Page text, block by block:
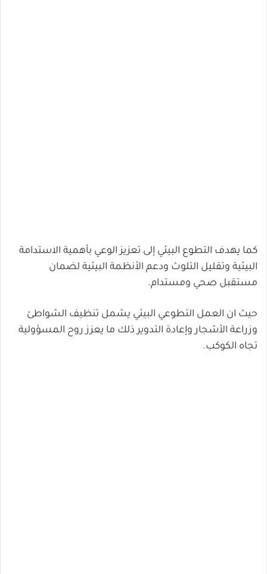
كما يهدف التطوع البيئي إلى تعزيز الوعي بأهمية الاستدامة
البيئية وتقليل التلوث ودعم الأنظمة البيئية لضمان
مستقبل صحي ومستدام.
حيث ان العمل التطوعي البيئي يشمل تنظيف الشواطئ
وزراعة الأشجار وإعادة التدوير ذلك ما يعزز روح المسؤولية
تجاه الكوكب.